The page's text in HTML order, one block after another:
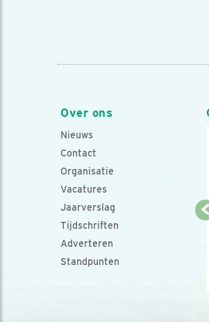
Over ons
Nieuws
Contact
Organisatie
Vacatures
Jaarverslag
Tijdschriften
Adverteren
Standpunten